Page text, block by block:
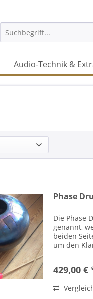
Audio-Technik &
Phase
Die Phase
genannt,
beiden
um den
dem
429,00 €